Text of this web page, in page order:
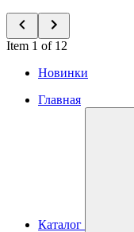
Item 1 of 12
Новинки
Главная
Каталог